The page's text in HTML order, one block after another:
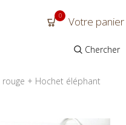
0 Votre panier
Chercher
+ Hochet éléphant